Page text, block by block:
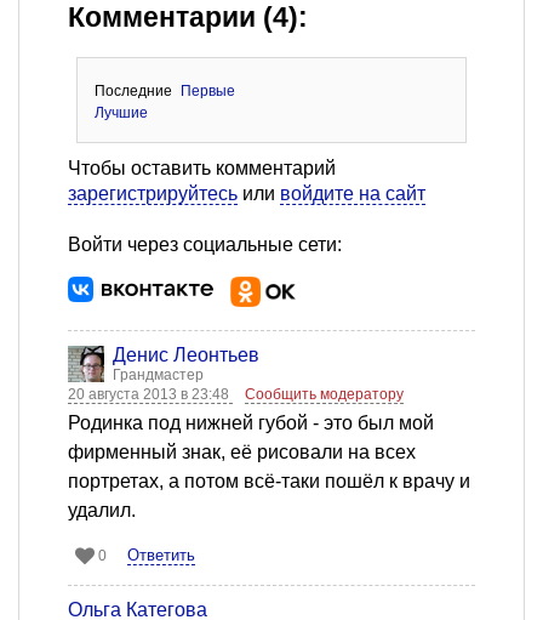
Комментарии (4):
Последние
Первые
Лучшие
Чтобы оставить комментарий
зарегистрируйтесь или войдите на сайт
Войти через социальные сети:
Денис Леонтьев
Грандмастер
20 августа 2013 в 23:48
Сообщить модератору
Родинка под нижней губой - это был мой
фирменный знак, её рисовали на всех
портретах, а потом всё-таки пошёл к врачу и
удалил.
0 Ответить
Ольга Категова